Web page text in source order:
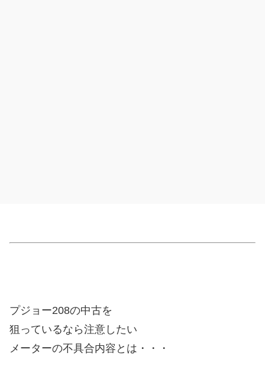
プジョー208の中古を
狙っているなら注意したい
メーターの不具合内容とは・・・